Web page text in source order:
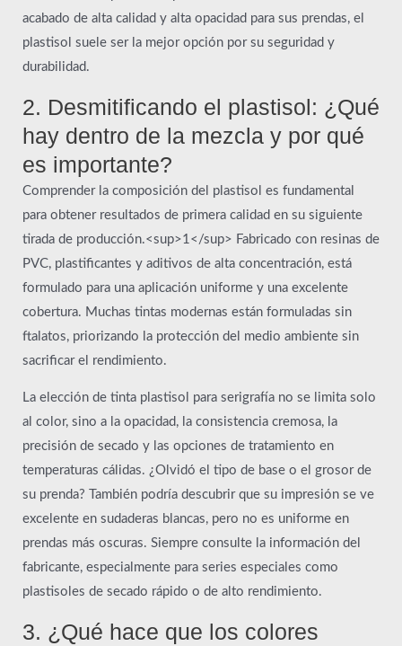
acabado de alta calidad y alta opacidad para sus prendas, el
plastisol suele ser la mejor opción por su seguridad y
durabilidad.
2. Desmitificando el plastisol: ¿Qué
hay dentro de la mezcla y por qué
es importante?
Comprender la composición del plastisol es fundamental
para obtener resultados de primera calidad en su siguiente
tirada de producción.<sup>1</sup> Fabricado con resinas de
PVC, plastificantes y aditivos de alta concentración, está
formulado para una aplicación uniforme y una excelente
cobertura. Muchas tintas modernas están formuladas sin
ftalatos, priorizando la protección del medio ambiente sin
sacrificar el rendimiento.
La elección de tinta plastisol para serigrafía no se limita solo
al color, sino a la opacidad, la consistencia cremosa, la
precisión de secado y las opciones de tratamiento en
temperaturas cálidas. ¿Olvidó el tipo de base o el grosor de
su prenda? También podría descubrir que su impresión se ve
excelente en sudaderas blancas, pero no es uniforme en
prendas más oscuras. Siempre consulte la información del
fabricante, especialmente para series especiales como
plastisoles de secado rápido o de alto rendimiento.
3. ¿Qué hace que los colores